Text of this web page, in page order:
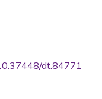
dt.84771